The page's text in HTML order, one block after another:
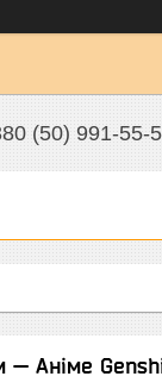
(50) 991-55-
— Аніме